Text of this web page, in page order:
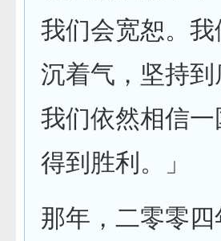
我们会宽恕。
沉着气，坚持到
我们依然相信
得到胜利。」
那年，二零零